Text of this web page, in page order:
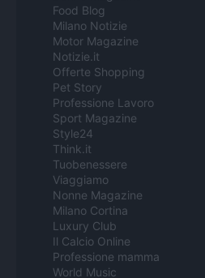
Food Blog
Milano Notizie
Motor Magazine
Notizie.it
Offerte Shopping
Pet Story
Professione Lavoro
Sport Magazine
Style24
Think.it
Tuobenessere
Viaggiamo
Nonne Magazine
Milano Cortina
Luxury Club
Il Calcio Online
Professione mamma
World Music